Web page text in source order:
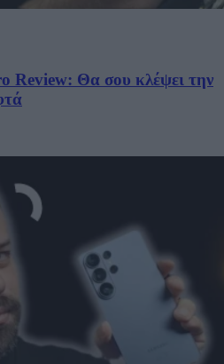
Review: Θα σου κλέψει την